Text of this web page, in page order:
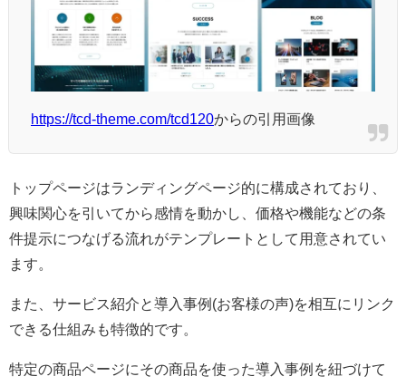
https://tcd-theme.com/tcd120からの引用画像
トップページはランディングページ的に構成されており、
興味関心を引いてから感情を動かし、価格や機能などの条
件提示につなげる流れがテンプレートとして用意されてい
ます。
また、サービス紹介と導入事例(お客様の声)を相互にリンク
できる仕組みも特徴的です。
特定の商品ページにその商品を使った導入事例を紐づけて